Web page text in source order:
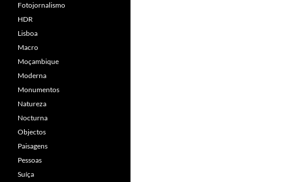
Fotojornalismo
HDR
Lisboa
Macro
Moçambique
Moderna
Monumentos
Natureza
Nocturna
Objectos
Paisagens
Pessoas
Suíça